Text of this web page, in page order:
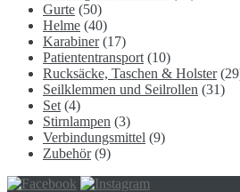
Gurte (50)
Helme (40)
Karabiner (17)
Patiententransport (10)
Rucksäcke, Taschen & Holster
Seilklemmen und Seilrollen (31)
Set (4)
Stirnlampen (3)
Verbindungsmittel (9)
Zubehör (9)